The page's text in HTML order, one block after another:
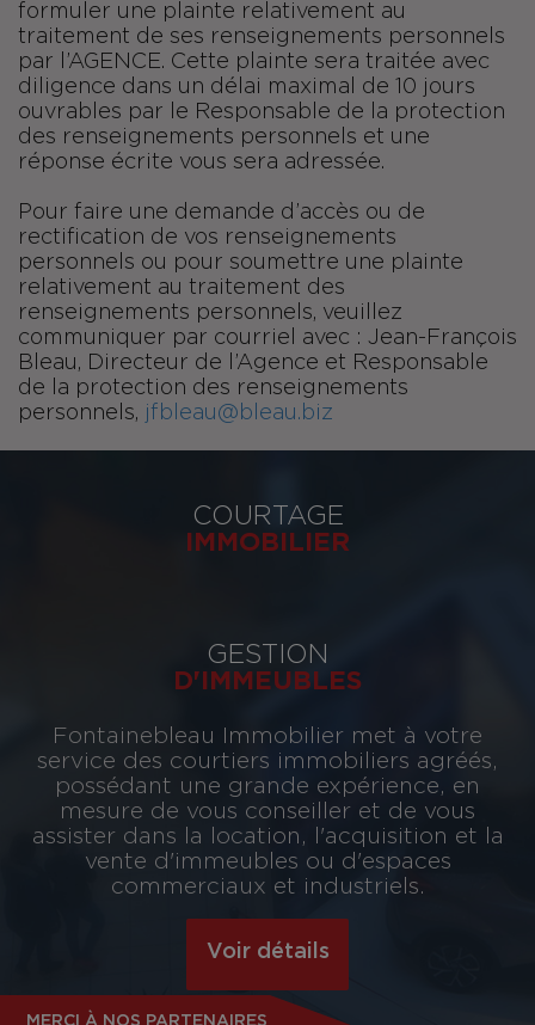
formuler une plainte relativement au
traitement de ses renseignements personnels
par l’AGENCE. Cette plainte sera traitée avec
diligence dans un délai maximal de 10 jours
ouvrables par le Responsable de la protection
des renseignements personnels et une
réponse écrite vous sera adressée.
Pour faire une demande d’accès ou de
rectification de vos renseignements
personnels ou pour soumettre une plainte
relativement au traitement des
renseignements personnels, veuillez
communiquer par courriel avec : Jean-François
Bleau, Directeur de l’Agence et Responsable
de la protection des renseignements
personnels, jfbleau@bleau.biz
COURTAGE
IMMOBILIER
GESTION
D'IMMEUBLES
Fontainebleau Immobilier met à votre
service des courtiers immobiliers agréés,
possédant une grande expérience, en
mesure de vous conseiller et de vous
assister dans la location, l'acquisition et la
vente d'immeubles ou d'espaces
commerciaux et industriels.
Voir détails
MERCI À NOS PARTENAIRES